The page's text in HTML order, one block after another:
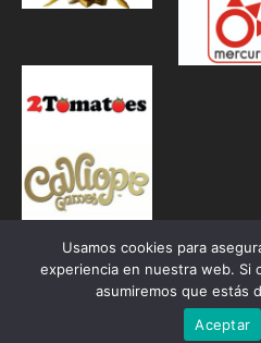
Proudly powered by WordPress|
Usamos cookies para
experiencia en nuestra web. Si
asumiremos que estás
Aceptar